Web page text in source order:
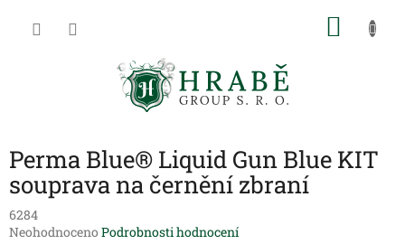
Perma Blue® Liquid Gun Blue KIT
souprava na černění zbraní
6284
Průměrné
Neohodnoceno Podrobnosti hodnocení